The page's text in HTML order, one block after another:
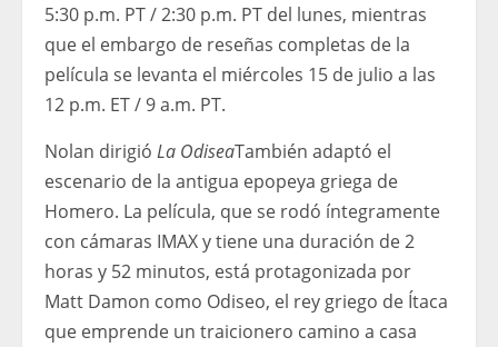
5:30 p.m. PT / 2:30 p.m. PT del lunes, mientras
que el embargo de reseñas completas de la
película se levanta el miércoles 15 de julio a las
12 p.m. ET / 9 a.m. PT.
Nolan dirigió La OdiseaTambién adaptó el
escenario de la antigua epopeya griega de
Homero. La película, que se rodó íntegramente
con cámaras IMAX y tiene una duración de 2
horas y 52 minutos, está protagonizada por
Matt Damon como Odiseo, el rey griego de Ítaca
que emprende un traicionero camino a casa